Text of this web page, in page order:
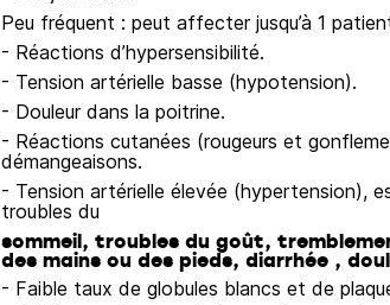
Peu fréquent : peut affecter jusqu’à 1
- Réactions d’hypersensibilité.
- Tension artérielle basse (hypotension).
- Douleur dans la poitrine.
- Réactions cutanées (rougeurs et
démangeaisons.
- Tension artérielle élevée (hypertension),
troubles du
sommeil, troubles du goût,
des mains ou des pieds, diarrhée ,
- Faible taux de globules blancs et de